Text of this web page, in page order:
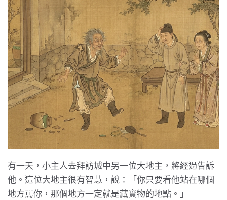
有一天，小主人去拜訪城中另一位大地主，將經過告訴
他。這位大地主很有智慧，說：「你只要看他站在哪個
地方罵你，那個地方一定就是藏寶物的地點。」